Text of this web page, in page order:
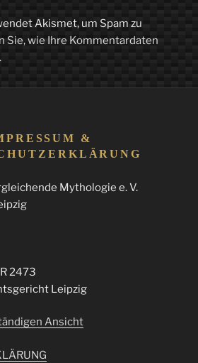
Akismet, um Spam zu
Sie, wie Ihre Kommentardaten
&
Mythologie e. V.
2473
Leipzig
Ansicht